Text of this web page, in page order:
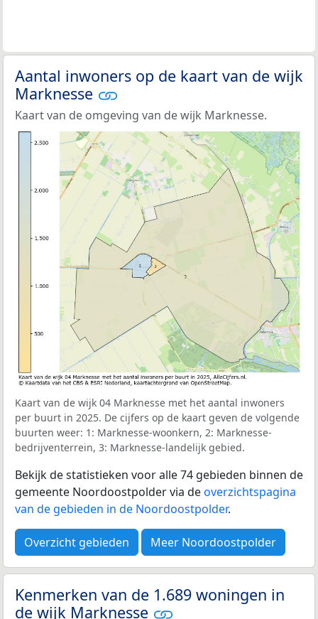
Aantal inwoners op de kaart van de wijk
Marknesse
Kaart van de omgeving van de wijk Marknesse.
Kaart van de wijk 04 Marknesse met het aantal inwoners
per buurt in 2025. De cijfers op de kaart geven de volgende
buurten weer: 1: Marknesse-woonkern, 2: Marknesse-
bedrijventerrein, 3: Marknesse-landelijk gebied.
Bekijk de statistieken voor alle 74 gebieden binnen de
gemeente Noordoostpolder via deoverzichtspagina
van de gebieden in de Noordoostpolder.
Overzicht gebieden Meer Noordoostpolder
Kenmerken van de 1.689 woningen in
de wijk Marknesse